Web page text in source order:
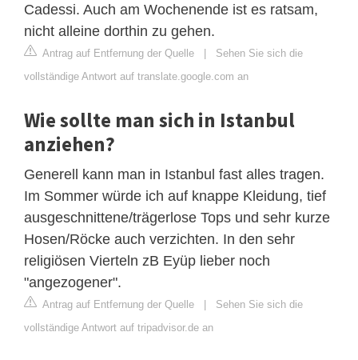
Cadessi. Auch am Wochenende ist es ratsam,
nicht alleine dorthin zu gehen.
Antrag auf Entfernung der Quelle | Sehen Sie sich die
vollständige Antwort auf translate.google.com an
Wie sollte man sich in Istanbul
anziehen?
Generell kann man in Istanbul fast alles tragen.
Im Sommer würde ich auf knappe Kleidung, tief
ausgeschnittene/trägerlose Tops und sehr kurze
Hosen/Röcke auch verzichten. In den sehr
religiösen Vierteln zB Eyüp lieber noch
"angezogener".
Antrag auf Entfernung der Quelle | Sehen Sie sich die
vollständige Antwort auf tripadvisor.de an